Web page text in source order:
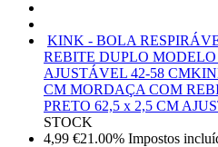
KINK - BOLA
REBITE DUPLO MODELO
AJUSTÁVEL 42-58 CM
CM MORDAÇA COM
PRETO 62,5 x 2,5 CM
STOCK
4,99 €21.00% Impostos